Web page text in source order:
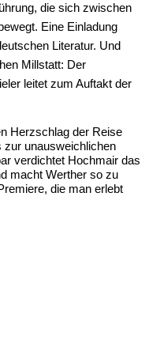
die sich zwischen
Eine Einladung
Literatur. Und
Millstatt: Der
leitet zum Auftakt der
Herzschlag der Reise
zur unausweichlichen
verdichtet Hochmair das
macht Werther so zu
die man erlebt